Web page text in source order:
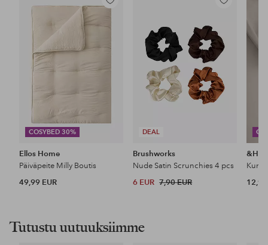
COSYBED 30%
Lisää
Ellos Home
Päiväpeite Milly Boutis
49,99 EUR
DEAL
Lisää
Brushworks
Nude Satin Scrunchies 4 pcs
6 EUR 7,90 EUR 12,99
Tutustu uutuuksiimme